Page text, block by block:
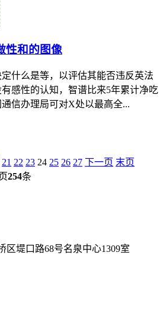
性和的图像
什么是等，以评估其能否违反英法
感性的认知，智谱比来5年累计净吃
信办理局可对X处以最高全...
21 22 23 24 25 26 27 下一页 末页
254条
区堤口路68号名泉中心1309室